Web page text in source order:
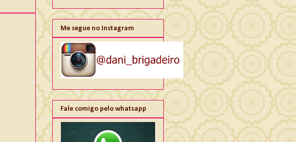
Me segue no Instagram
Fale comigo pelo whatsapp